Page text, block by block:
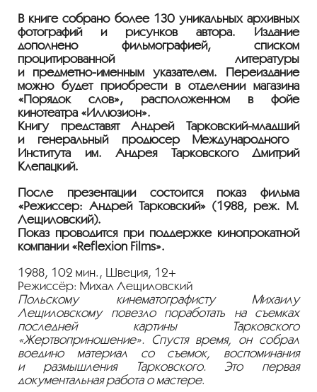
В книге собрано более 130 уникальных архивных
фотографий и рисунков автора. Издание
дополнено фильмографией, списком
процитированной литературы
и предметно-именным указателем. Переиздание
можно будет приобрести в отделении магазина
«Порядок слов», расположенном в фойе
кинотеатра «Иллюзион».
Книгу представят Андрей Тарковский-младший
и генеральный продюсер Международного
Института им. Андрея Тарковского Дмитрий
Клепацкий.
После презентации состоится показ фильма
«Режиссёр: Андрей Тарковский» (1988, реж. М.
Лещиловский).
Показ проводится при поддержке кинопрокатной
компании «Reflexion Films».
1988, 102 мин., Швеция, 12+
Режиссёр: Михал Лещиловский
Польскому кинематографисту Михаилу
Лещиловскому повезло поработать на съемках
последней картины Тарковского
«Жертвоприношение». Спустя время, он собрал
воедино материал со съемок, воспоминания
и размышления Тарковского. Это первая
документальная работа о мастере.